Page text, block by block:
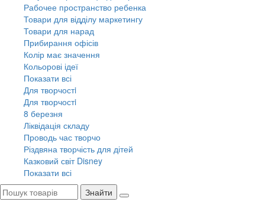
Рабочее пространство ребенка
Товари для відділу маркетингу
Товари для нарад
Прибирання офісів
Колір має значення
Кольорові ідеї
Показати всі
Для творчостi
Для творчостi
8 березня
Ліквідація складу
Проводь час творчо
Різдвяна творчість для дітей
Казковий світ Disney
Показати всі
Знайти